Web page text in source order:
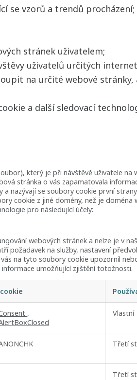
se vzorů a trendů procházení;
stránek uživatelem;
uživatelů určitých
na určité webové stránky,
a další sledovací
který je při návštěvě uživatele na
stránka o vás zapamatovala
nazývají se soubory cookie první
cookie z jiné domény, než je
pro následující účely:
webových stránek a nelze je v
požadavek na služby, nastavení
na tyto soubory cookie upozornil
umožňující zjištění totožnosti.
,
Vlastní
Třetí
Třetí